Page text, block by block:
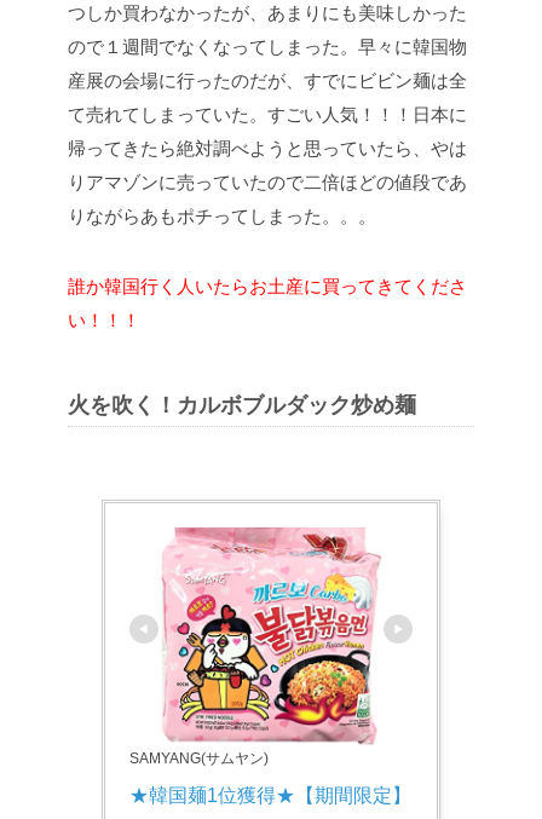
つしか買わなかったが、あまりにも美味しかった
ので１週間でなくなってしまった。早々に韓国物
産展の会場に行ったのだが、すでにビビン麺は全
て売れてしまっていた。すごい人気！！！日本に
帰ってきたら絶対調べようと思っていたら、やは
りアマゾンに売っていたので二倍ほどの値段であ
りながらあもポチってしまった。。。
誰か韓国行く人いたらお土産に買ってきてくださ
い！！！
火を吹く！カルボブルダック炒め麺
SAMYANG(サムヤン)
★韓国麺1位獲得★【期間限定】